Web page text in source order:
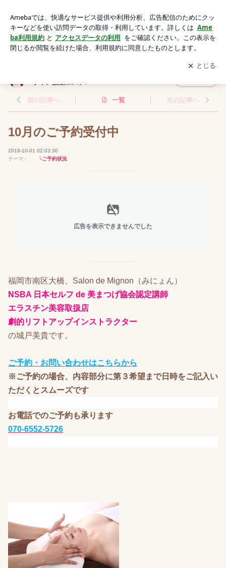
ト!オンライン波動エステ!
アプリをダウンロードして ブログの更新通知
を受け取りまし
ょう。
開く
ライン波動エステ!
前の記事へ 一覧 次の記事へ
10月のご予約受付中
2019-10-01 02:03:30
テーマ：
└ご予約状況
広告を表示できませんでした
福岡市南区大橋、Salon de Mignon（みにょん）
NSBA 日本セルフ de 美まつげ協会認定講師
エラスチン美容取扱店
劇的リフトアップインストラクター
の城戸美貴です。
ご予約・お問い合わせはこちらから
※ご予約の場合、内容部分に第３希望まで日時をご記入い
ただくとスムーズです
お電話でのご予約も承ります
070-6552-5726